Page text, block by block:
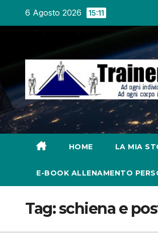
6 Agosto 2026 15:11
HOME LA MIA
E-BOOK ALLENAMENTO
Tag:schiena e